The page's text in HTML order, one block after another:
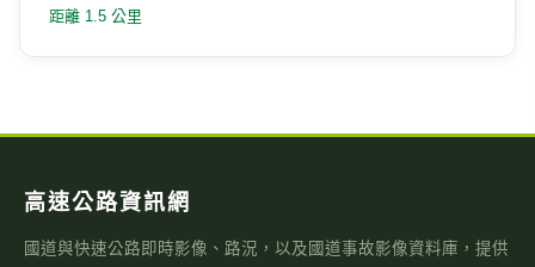
距離 1.5 公里
高速公路資訊網
國道與快速公路即時影像、路況，以及國道事故影像資料庫，提供